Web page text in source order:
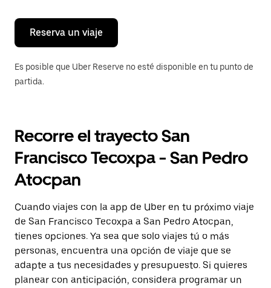
Reserva un viaje
Es posible que Uber Reserve no esté disponible en tu punto de
partida.
Recorre el trayecto San
Francisco Tecoxpa - San Pedro
Atocpan
Cuando viajes con la app de Uber en tu próximo viaje
de San Francisco Tecoxpa a San Pedro Atocpan,
tienes opciones. Ya sea que solo viajes tú o más
personas, encuentra una opción de viaje que se
adapte a tus necesidades y presupuesto. Si quieres
planear con anticipación, considera programar un